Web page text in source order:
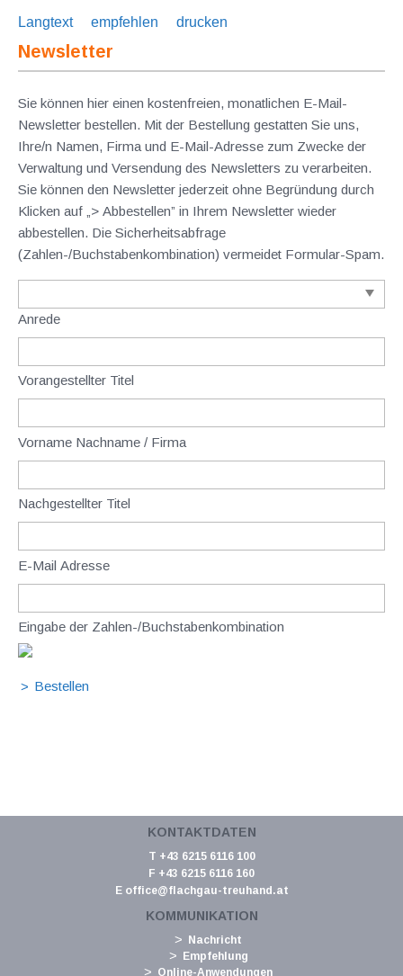
Langtext
empfehlen drucken
Newsletter
Sie können hier einen kostenfreien, monatlichen E-Mail-
Newsletter bestellen. Mit der Bestellung gestatten Sie uns,
Ihre/n Namen, Firma und E-Mail-Adresse zum Zwecke der
Verwaltung und Versendung des Newsletters zu verarbeiten.
Sie können den Newsletter jederzeit ohne Begründung durch
Klicken auf „> Abbestellen” in Ihrem Newsletter wieder
abbestellen. Die Sicherheitsabfrage
(Zahlen-/Buchstabenkombination) vermeidet Formular-Spam.
Anrede
Vorangestellter Titel
Vorname Nachname / Firma
Nachgestellter Titel
E-Mail Adresse
Eingabe der Zahlen-/Buchstabenkombination
KONTAKTDATEN
T +43 6215 6116 100
F +43 6215 6116 160
E office@flachgau-treuhand.at
KOMMUNIKATION
Nachricht
Empfehlung
Online-Anwendungen